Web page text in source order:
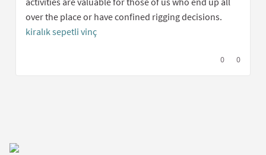
over the place or have confined rigging decisions.
kiralık sepetli vinç
I agree with
0 I0